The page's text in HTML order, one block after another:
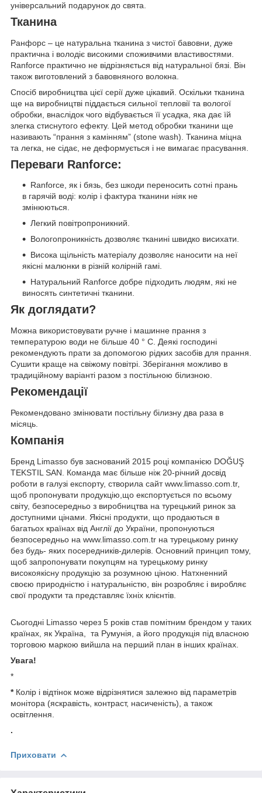
універсальний подарунок до свята.
Тканина
Ранфорс – це натуральна тканина з чистої бавовни, дуже
практична і володіє високими споживчими властивостями.
Ranforce практично не відрізняється від натуральної бязі. Він
також виготовлений з бавовняного волокна.
Спосіб виробництва цієї серії дуже цікавий. Оскільки тканина
ще на виробництві піддається сильної тепловії та вологої
обробки, внаслідок чого відбувається її усадка, яка дає їй
злегка стиснутого ефекту. Цей метод обробки тканини ще
називають “прання з камінням” (stone wash). Тканина міцна
та легка, не сідає, не деформується і не вимагає прасування.
Переваги Ranforce:
Ranforce, як і бязь, без шкоди переносить сотні прань
в гарячій воді: колір і фактура тканини ніяк не
змінюються.
Легкий повітропроникний.
Вологопроникність дозволяє тканині швидко висихати.
Висока щільність матеріалу дозволяє наносити на неї
якісні малюнки в різній колірній гамі.
Натуральний Ranforce добре підходить людям, які не
виносять синтетичні тканини.
Як доглядати?
Можна використовувати ручне і машинне прання з
температурою води не більше 40 ° C. Деякі господині
рекомендують прати за допомогою рідких засобів для прання.
Сушити краще на свіжому повітрі. Зберігання можливо в
традиційному варіанті разом з постільною білизною.
Рекомендації
Рекомендовано змінювати постільну білизну два раза в
місяць.
Компанія
Бренд Limasso був заснований 2015 році компанією DOĞUŞ
TEKSTIL SAN. Команда має більше ніж 20-річний досвід
роботи в галузі експорту, створила сайт www.limasso.com.tr,
щоб пропонувати продукцію,що експортується по всьому
світу, безпосередньо з виробництва на турецький ринок за
доступними цінами. Якісні продукти, що продаються в
багатьох країнах від Англії до України, пропонуються
безпосередньо на www.limasso.com.tr на турецькому ринку
без будь- яких посередників-дилерів. Основний принцип тому,
щоб запропонувати покупцям на турецькому ринку
високоякісну продукцію за розумною ціною. Натхненний
своєю природністю і натуральністю, він розробляє і виробляє
свої продукти та представляє їхніх клієнтів.
Сьогодні Limasso через 5 років став помітним брендом у таких
країнах, як Україна, та Румунія, а його продукція під власною
торговою маркою вийшла на перший план в інших країнах.
Увага!
*
* Колір і відтінок може відрізнятися залежно від параметрів
монітора (яскравість, контраст, насиченість), а також
освітлення.
.
Приховати